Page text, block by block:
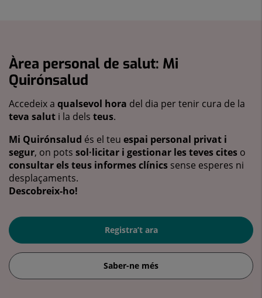
Àrea personal de salut: Mi
Quirónsalud
Accedeix a qualsevol hora del dia per tenir cura de la
teva salut i la dels teus.
Mi Quirónsalud és el teu espai personal privat i
segur, on pots sol·licitar i gestionar les teves cites o
consultar els teus informes clínics sense esperes ni
desplaçaments.
Descobreix-ho!
Registra’t ara
Saber-ne més